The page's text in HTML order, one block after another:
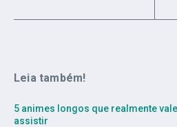
Leia também!
5 animes longos que realmente
assistir